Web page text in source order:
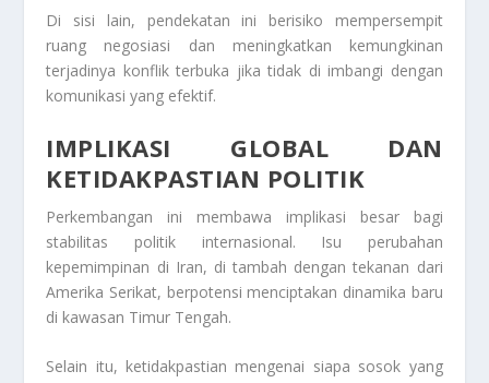
Di sisi lain, pendekatan ini berisiko mempersempit
ruang negosiasi dan meningkatkan kemungkinan
terjadinya konflik terbuka jika tidak di imbangi dengan
komunikasi yang efektif.
IMPLIKASI GLOBAL DAN
KETIDAKPASTIAN POLITIK
Perkembangan ini membawa implikasi besar bagi
stabilitas politik internasional. Isu perubahan
kepemimpinan di Iran, di tambah dengan tekanan dari
Amerika Serikat, berpotensi menciptakan dinamika baru
di kawasan Timur Tengah.
Selain itu, ketidakpastian mengenai siapa sosok yang